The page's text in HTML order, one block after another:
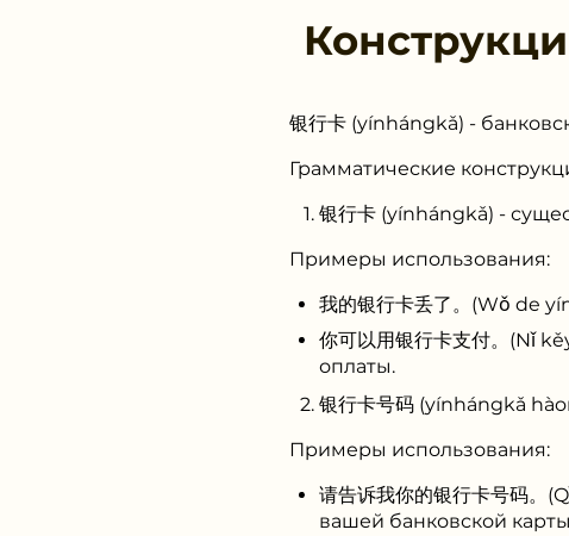
银行卡 (yínhángkǎ) -
Грамматические
银行卡 (yínhángkǎ) -
Примеры использования:
我的银行卡丢了。(Wǒ de
你可以用银行卡支付。(Nǐ
оплаты.
银行卡号码 (yínhángkǎ
Примеры использования:
请告诉我你的银行卡号码
вашей банковской